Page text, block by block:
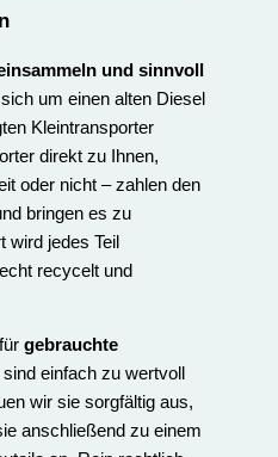
und sinnvoll
um einen alten Diesel
Kleintransporter
direkt zu Ihnen,
oder nicht – zahlen den
bringen es zu
wird jedes Teil
recycelt und
gebrauchte
einfach zu wertvoll
wir sie sorgfältig aus,
anschließend zu einem